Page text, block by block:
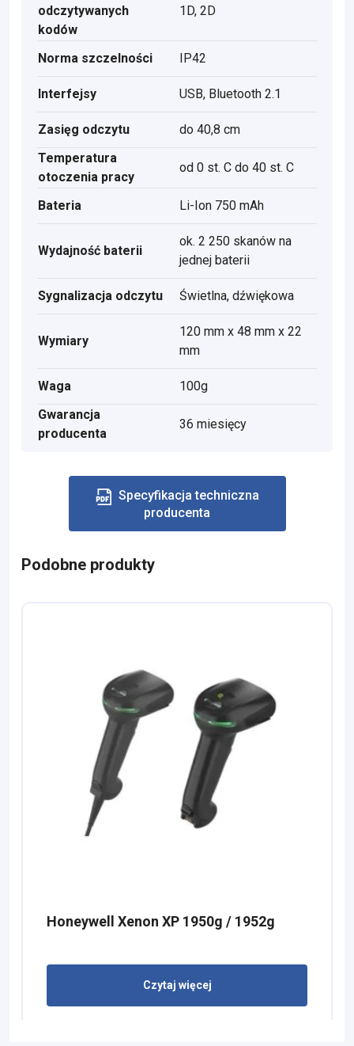
odczytywanych
kodów
1D, 2D
Norma szczelności IP42
Interfejsy USB, Bluetooth 2.1
Zasięg odczytu
do 40,8 cm
Temperatura
otoczenia pracy
od 0 st. C do 40 st. C
Bateria Li-Ion 750 mAh
Wydajność baterii
ok. 2 250 skanów na
jednej baterii
Sygnalizacja odczytu Świetlna, dźwiękowa
Wymiary
120 mm x 48 mm x 22
mm
Waga
100g
Gwarancja
producenta
36 miesięcy
Specyfikacja techniczna
producenta
Podobne produkty
Honeywell Xenon XP 1950g / 1952g
Czytaj więcej